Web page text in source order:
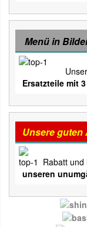
Menü in
Ersatzteile mit
Unsere guten
Rabatt und
unseren